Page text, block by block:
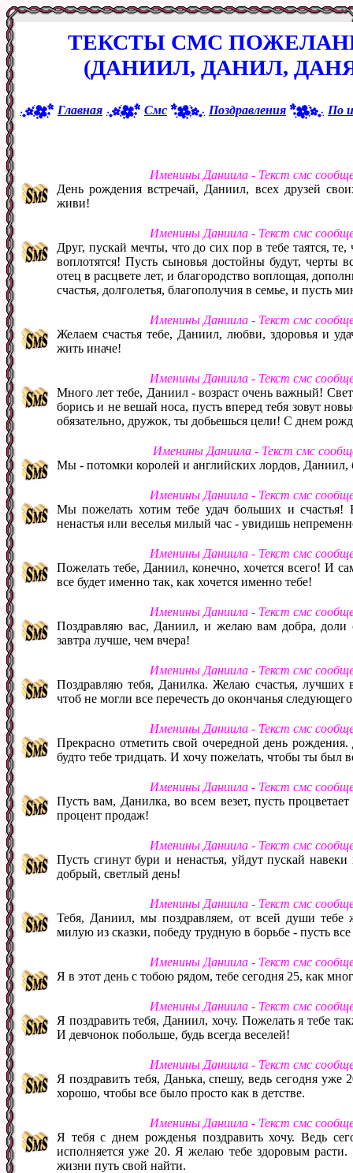
ТЕКСТЫ СМС
(ДАНИИЛ, ДАНИЛ,
Главная Смс Поздравления По
Именины Даниила - Текст смс
День рождения встречай, Даниил, всех друзей
живи!
Именины Даниила - Текст смс
Друг, пускай мечты, что до сих пор в тебе таятся,
воплотятся! Пусть сыновья достойны будут, черты
отец в расцвете лет, и благородство воплощая,
счастья, долголетья, благополучия в семье, и пусть
Именины Даниила - Текст смс
Желаем счастья тебе, Даниил, любви, здоровья и
жить иначе!
Именины Даниила - Текст смс
Много лет тебе, Даниил - возраст очень важный!
борись и не вешай носа, пусть вперед тебя зовут
обязательно, дружок, ты добьешься цели! С днем
Именины Даниила - Текст смс
Мы - потомки королей и английских лордов, Даниил,
Именины Даниила - Текст смс
Мы пожелать хотим тебе удач больших и
ненастья или веселья милый час - увидишь
Именины Даниила - Текст смс
Пожелать тебе, Даниил, конечно, хочется всего! И
все будет именно так, как хочется именно тебе!
Именины Даниила - Текст смс
Поздравляю вас, Даниил, и желаю вам добра,
завтра лучше, чем вчера!
Именины Даниила - Текст смс
Поздравляю тебя, Данилка. Желаю счастья, лучших
чтоб не могли все перечесть до окончанья
Именины Даниила - Текст смс
Прекрасно отметить свой очередной день
будто тебе тридцать. И хочу пожелать, чтобы ты
Именины Даниила - Текст смс
Пусть вам, Данилка, во всем везет, пусть
процент продаж!
Именины Даниила - Текст смс
Пусть сгинут бури и ненастья, уйдут пускай
добрый, светлый день!
Именины Даниила - Текст смс
Тебя, Даниил, мы поздравляем, от всей души тебе
милую из сказки, победу трудную в борьбе - пусть все
Именины Даниила - Текст смс
Я в этот день с тобою рядом, тебе сегодня 25, как
Именины Даниила - Текст смс
Я поздравить тебя, Даниил, хочу. Пожелать я тебе
И девчонок побольше, будь всегда веселей!
Именины Даниила - Текст смс
Я поздравить тебя, Данька, спешу, ведь сегодня
хорошо, чтобы все было просто как в детстве.
Именины Даниила - Текст смс
Я тебя с днем рожденья поздравить хочу. Ведь
исполняется уже 20. Я желаю тебе здоровым
жизни путь свой найти.